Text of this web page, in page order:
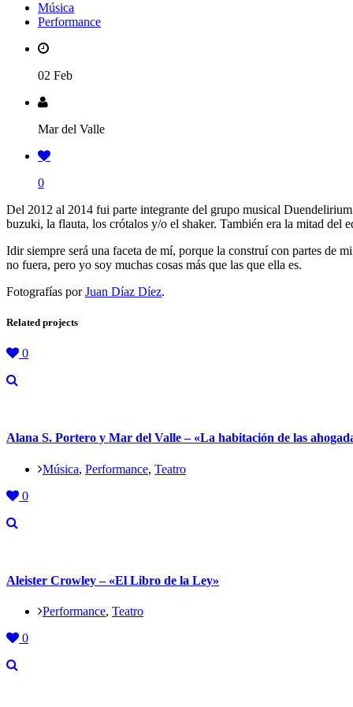
Música
Performance
02 Feb
Mar del Valle
0
Del 2012 al 2014 fui parte integrante del grupo musical
buzuki, la flauta, los crótalos y/o el shaker. También era la mitad del
Idir siempre será una faceta de mí, porque la construí con partes de
no fuera, pero yo soy muchas cosas más que las que ella es.
Fotografías porJuan Díaz Díez.
Related projects
0
Alana S. Portero y Mar del Valle – «La habitación de las
Música, Performance, Teatro
0
Aleister Crowley – «El Libro de la Ley»
Performance, Teatro
0